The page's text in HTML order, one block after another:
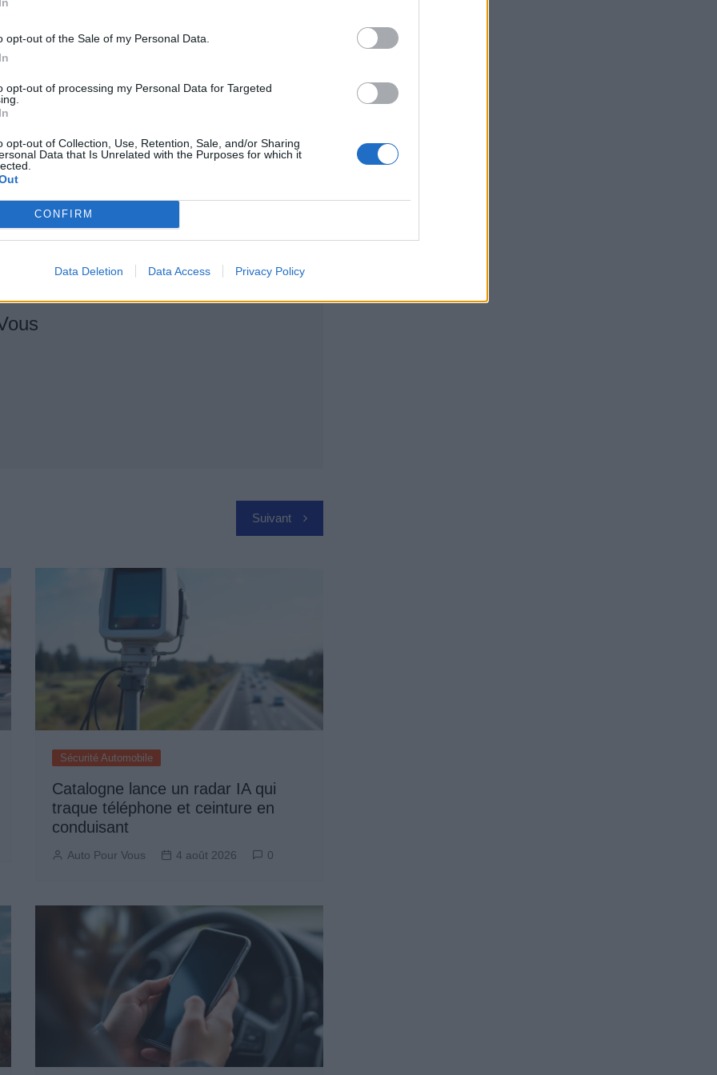
opt-out of the Sale of my Personal Data.
opt-out of processing my Personal Data for Targeted
opt-out of Collection, Use, Retention, Sale, and/or Sharing
Data that Is Unrelated with the Purposes for which it
CONFIRM
Data Deletion Data Access Privacy Policy
qui met directement en danger la vie d’autrui ».
contrôles automatisés constitue une priorité
de vitesse ne suffit pas à réduire le nombre de
ne roulent pas toujours à des vitesse extrêmes, ou
un stock important de 515 000
par ces seuls radars.
à d’autres situations. Il est également
coût des primes d’assurance, précarité,
Suivant
Sécurité Automobile
Catalogne lance un radar IA qui
traque téléphone et ceinture en
conduisant
Auto Pour Vous 4 août 2026 0